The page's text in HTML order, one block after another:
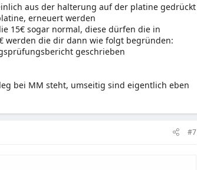
aus der halterung auf der platine gedrückt
erneuert werden
15€ sogar normal, diese dürfen die in
werden die dir dann wie folgt begründen:
geschrieben
bei MM steht, umseitig sind eigentlich eben
#7